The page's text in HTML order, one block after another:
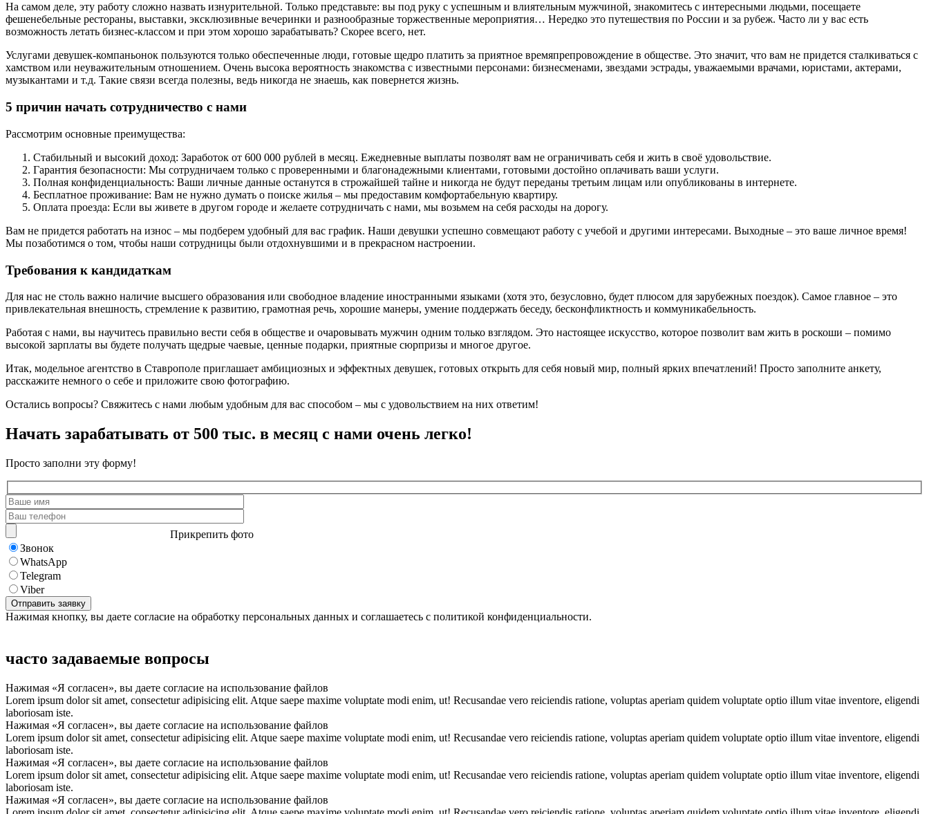
На самом деле, эту работу сложно назвать изнурительной. Только представьте: вы под руку с успешным и влиятельным мужчиной, знакомитесь с интересными людьми, посещаете
фешенебельные рестораны, выставки, эксклюзивные вечеринки и разнообразные торжественные мероприятия… Нередко это путешествия по России и за рубеж. Часто ли у вас есть
возможность летать бизнес-классом и при этом хорошо зарабатывать? Скорее всего, нет.
Услугами девушек-компаньонок пользуются только обеспеченные люди, готовые щедро платить за приятное времяпрепровождение в обществе. Это значит, что вам не придется сталкиваться с
хамством или неуважительным отношением. Очень высока вероятность знакомства с известными персонами: бизнесменами, звездами эстрады, уважаемыми врачами, юристами, актерами,
музыкантами и т.д. Такие связи всегда полезны, ведь никогда не знаешь, как повернется жизнь.
5 причин начать сотрудничество с нами
Рассмотрим основные преимущества:
Стабильный и высокий доход: Заработок от 600 000 рублей в месяц. Ежедневные выплаты позволят вам не ограничивать себя и жить в своё удовольствие.
Гарантия безопасности: Мы сотрудничаем только с проверенными и благонадежными клиентами, готовыми достойно оплачивать ваши услуги.
Полная конфиденциальность: Ваши личные данные останутся в строжайшей тайне и никогда не будут переданы третьим лицам или опубликованы в интернете.
Бесплатное проживание: Вам не нужно думать о поиске жилья – мы предоставим комфортабельную квартиру.
Оплата проезда: Если вы живете в другом городе и желаете сотрудничать с нами, мы возьмем на себя расходы на дорогу.
Вам не придется работать на износ – мы подберем удобный для вас график. Наши девушки успешно совмещают работу с учебой и другими интересами. Выходные – это ваше личное время!
Мы позаботимся о том, чтобы наши сотрудницы были отдохнувшими и в прекрасном настроении.
Требования к кандидаткам
Для нас не столь важно наличие высшего образования или свободное владение иностранными языками (хотя это, безусловно, будет плюсом для зарубежных поездок). Самое главное – это
привлекательная внешность, стремление к развитию, грамотная речь, хорошие манеры, умение поддержать беседу, бесконфликтность и коммуникабельность.
Работая с нами, вы научитесь правильно вести себя в обществе и очаровывать мужчин одним только взглядом. Это настоящее искусство, которое позволит вам жить в роскоши – помимо
высокой зарплаты вы будете получать щедрые чаевые, ценные подарки, приятные сюрпризы и многое другое.
Итак, модельное агентство в Ставрополе приглашает амбициозных и эффектных девушек, готовых открыть для себя новый мир, полный ярких впечатлений! Просто заполните анкету,
расскажите немного о себе и приложите свою фотографию.
Остались вопросы? Свяжитесь с нами любым удобным для вас способом – мы с удовольствием на них ответим!
Начать зарабатывать от 500 тыс. в месяц с нами очень легко!
Просто заполни эту форму!
Прикрепить фото
Звонок
WhatsApp
Telegram
Viber
Нажимая кнопку, вы даете согласие на обработку персональных данных и соглашаетесь с политикой конфиденциальности.
часто задаваемые вопросы
Нажимая «Я согласен», вы даете согласие на использование файлов
Lorem ipsum dolor sit amet, consectetur adipisicing elit. Atque saepe maxime voluptate modi enim, ut! Recusandae vero reiciendis ratione, voluptas aperiam quidem voluptate optio illum vitae inventore, eligendi
laboriosam iste.
Нажимая «Я согласен», вы даете согласие на использование файлов
Lorem ipsum dolor sit amet, consectetur adipisicing elit. Atque saepe maxime voluptate modi enim, ut! Recusandae vero reiciendis ratione, voluptas aperiam quidem voluptate optio illum vitae inventore, eligendi
laboriosam iste.
Нажимая «Я согласен», вы даете согласие на использование файлов
Lorem ipsum dolor sit amet, consectetur adipisicing elit. Atque saepe maxime voluptate modi enim, ut! Recusandae vero reiciendis ratione, voluptas aperiam quidem voluptate optio illum vitae inventore, eligendi
laboriosam iste.
Нажимая «Я согласен», вы даете согласие на использование файлов